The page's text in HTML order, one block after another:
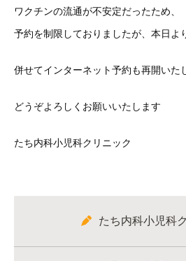
ワクチンの流通が不安定だったため、
予約を制限しておりましたが、本日よ
併せてインターネット予約も再開いた
どうぞよろしくお願いいたします
たち内科小児科クリニック
たち内科小児科